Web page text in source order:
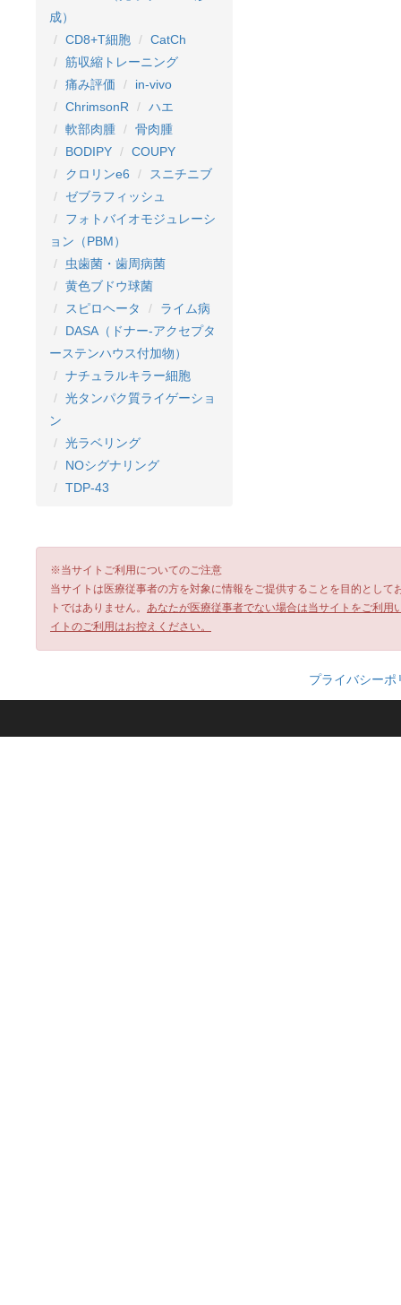
成）
CD8+T細胞
CatCh
筋収縮トレーニング
痛み評価
in-vivo
ChrimsonR
ハエ
軟部肉腫
骨肉腫
BODIPY
COUPY
クロリンe6
スニチニブ
ゼブラフィッシュ
フォトバイオモジュレーシ
ョン（PBM）
虫歯菌・歯周病菌
黄色ブドウ球菌
スピロヘータ
ライム病
DASA（ドナー-アクセプタ
ーステンハウス付加物）
ナチュラルキラー細胞
光タンパク質ライゲーショ
ン
光ラベリング
NOシグナリング
TDP-43
※当サイトご利用についてのご注意
当サイトは医療従事者の方を対象に情報をご提供することを目的とし
トではありません。 あなたが医療従事者でない場合は当サイトをご利
イトのご利用はお控えください。
プライバシーポ